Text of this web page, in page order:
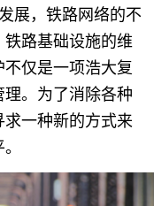
展，铁路网络的不
路基础设施的维
仅是一项浩大复
。为了消除各种
一种新的方式来